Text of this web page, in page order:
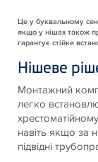
Це у буквальному
якщо у нішах також
гарантує стійке
Нішеве
Монтажний
легко
навіть якщо за
підвідні